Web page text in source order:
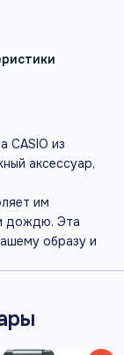
CASIO из
аксессуар,
им
дождю. Эта
образу и